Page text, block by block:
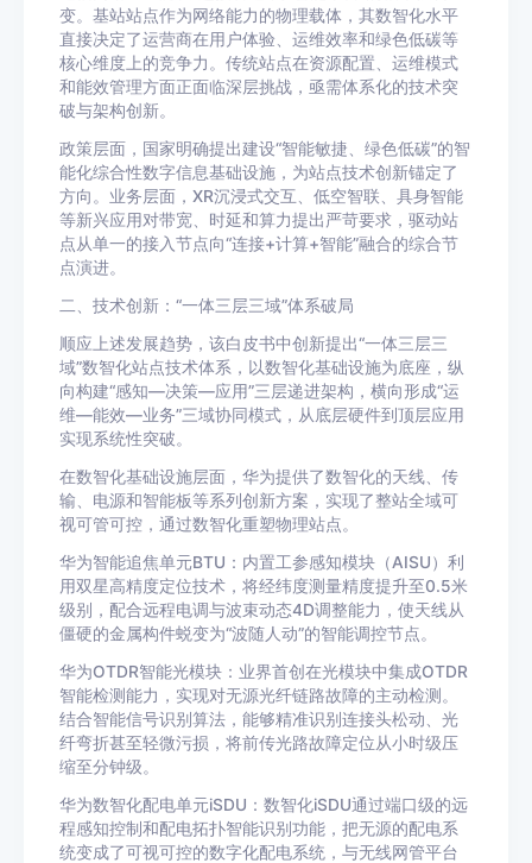
变。基站站点作为网络能力的物理载体，其数智化水平
直接决定了运营商在用户体验、运维效率和绿色低碳等
核心维度上的竞争力。传统站点在资源配置、运维模式
和能效管理方面正面临深层挑战，亟需体系化的技术突
破与架构创新。
政策层面，国家明确提出建设“智能敏捷、绿色低碳”的智
能化综合性数字信息基础设施，为站点技术创新锚定了
方向。业务层面，XR沉浸式交互、低空智联、具身智能
等新兴应用对带宽、时延和算力提出严苛要求，驱动站
点从单一的接入节点向“连接+计算+智能”融合的综合节
点演进。
二、技术创新：“一体三层三域”体系破局
顺应上述发展趋势，该白皮书中创新提出“一体三层三
域”数智化站点技术体系，以数智化基础设施为底座，纵
向构建“感知—决策—应用”三层递进架构，横向形成“运
维—能效—业务”三域协同模式，从底层硬件到顶层应用
实现系统性突破。
在数智化基础设施层面，华为提供了数智化的天线、传
输、电源和智能板等系列创新方案，实现了整站全域可
视可管可控，通过数智化重塑物理站点。
华为智能追焦单元BTU：内置工参感知模块（AISU）利
用双星高精度定位技术，将经纬度测量精度提升至0.5米
级别，配合远程电调与波束动态4D调整能力，使天线从
僵硬的金属构件蜕变为“波随人动”的智能调控节点。
华为OTDR智能光模块：业界首创在光模块中集成OTDR
智能检测能力，实现对无源光纤链路故障的主动检测。
结合智能信号识别算法，能够精准识别连接头松动、光
纤弯折甚至轻微污损，将前传光路故障定位从小时级压
缩至分钟级。
华为数智化配电单元iSDU：数智化iSDU通过端口级的远
程感知控制和配电拓扑智能识别功能，把无源的配电系
统变成了可视可控的数字化配电系统，与无线网管平台